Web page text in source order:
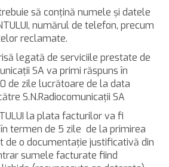
să conţină numele şi datele
numărul de telefon, precum
reclamate.
legată de serviciile prestate de
SA va primi răspuns în
de zile lucrătoare de la data
S.N.Radiocomunicaţii SA
la plata facturilor va fi
termen de 5 zile de la primirea
de o documentaţie justificativă din
sumele facturate fiind